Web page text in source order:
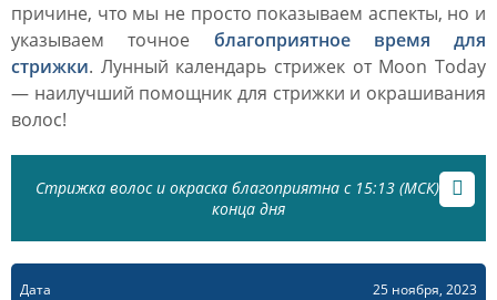
причине, что мы не просто показываем аспекты, но и
указываем точное благоприятное время для
стрижки. Лунный календарь стрижек от Moon Today
— наилучший помощник для стрижки и окрашивания
волос!
Стрижка волос и окраска благоприятна с 15:13 (МСК) до
конца дня
Дата
25 ноября, 2023